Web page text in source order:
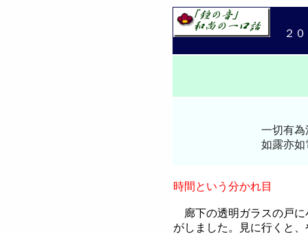
２０
一切有
如露亦如電
時間という分かれ目
廊下の透明ガラスの戸に
がしました。見に行くと